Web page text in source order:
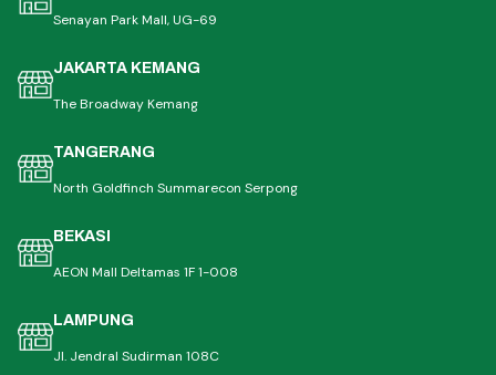
Senayan Park Mall, UG-69
JAKARTA KEMANG
The Broadway Kemang
TANGERANG
North Goldfinch Summarecon Serpong
BEKASI
AEON Mall Deltamas 1F 1-008
LAMPUNG
Jl. Jendral Sudirman 108C